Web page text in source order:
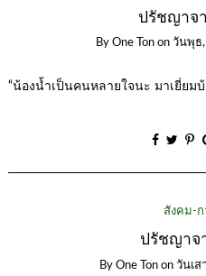
ปรัชญาจ
By One Ton on วันพุธ,
“น้องน้ำเป็นคนหลายใจนะ มาเยี่ยม
สังคม-ก
ปรัชญาจ
By One Ton on วันเส